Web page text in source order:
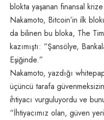
blokta yaşanan finansal
Nakamoto, Bitcoin’in ilk
da bilinen bu bloka, The
kazımıştı: “Şansölye,
Eşiğinde.”
Nakamoto, yazdığı
üçüncü tarafa
ihtiyacı vurguluyordu ve
“İhtiyacımız olan, güven